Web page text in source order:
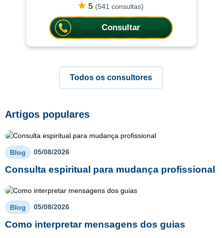
consultas ajudam a compreender
situações, trazer mais leveza
emocional
5 (541 consultas)
Consultar
Todos os consultores
Artigos populares
Blog 05/08/2026
Consulta espiritual para mudança profissional
Blog 05/08/2026
Como interpretar mensagens dos guias